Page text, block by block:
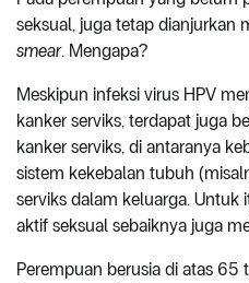
seksual, juga tetap dianjurkan
smear. Mengapa?
Meskipun infeksi virus HPV
kanker serviks, terdapat juga
kanker serviks, di antaranya
sistem kekebalan tubuh
serviks dalam keluarga.
aktif seksual sebaiknya juga
Perempuan berusia di atas 65